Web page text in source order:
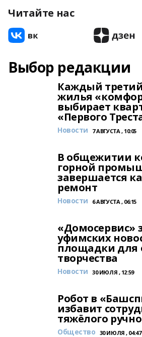
Читайте нас
Выбор редакции
Каждый
жилья
выбирает
«Первого
Новости 7 АВГУСТА , 10:05
В общежитии
горной
завершается
ремонт
Новости 6 АВГУСТА , 06:15
«Домосервис»
уфимских
площадки для
творчества
Новости 30 ИЮЛЯ , 12:59
Робот в
избавит
тяжёлого
Общество 30 ИЮЛЯ , 04:47